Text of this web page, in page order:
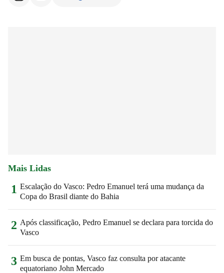
Mais Lidas
1 Escalação do Vasco: Pedro Emanuel terá uma mudança da
Copa do Brasil diante do Bahia
2 Após classificação, Pedro Emanuel se declara para torcida do
Vasco
3 Em busca de pontas, Vasco faz consulta por atacante
equatoriano John Mercado